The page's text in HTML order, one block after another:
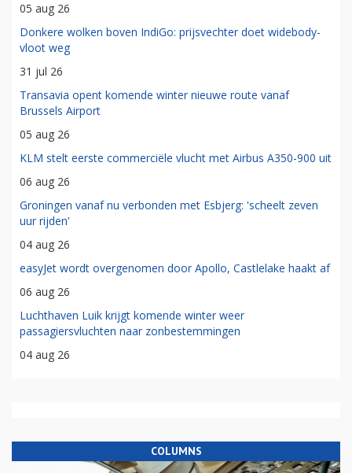
05 aug 26
Donkere wolken boven IndiGo: prijsvechter doet widebody-
vloot weg
31 jul 26
Transavia opent komende winter nieuwe route vanaf
Brussels Airport
05 aug 26
KLM stelt eerste commerciële vlucht met Airbus A350-900 uit
06 aug 26
Groningen vanaf nu verbonden met Esbjerg: 'scheelt zeven
uur rijden'
04 aug 26
easyJet wordt overgenomen door Apollo, Castlelake haakt af
06 aug 26
Luchthaven Luik krijgt komende winter weer
passagiersvluchten naar zonbestemmingen
04 aug 26
COLUMNS